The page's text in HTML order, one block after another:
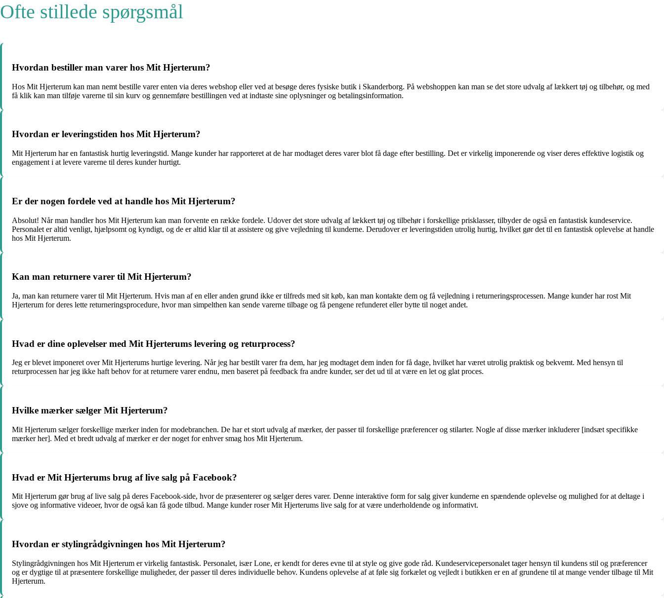
Ofte stillede spørgsmål
Hvordan bestiller man varer hos Mit Hjerterum?
Hos Mit Hjerterum kan man nemt bestille varer enten via deres webshop eller ved at besøge deres fysiske butik i Skanderborg. På webshoppen kan man se det store udvalg af lækkert tøj og tilbehør, og med
få klik kan man tilføje varerne til sin kurv og gennemføre bestillingen ved at indtaste sine oplysninger og betalingsinformation.
Hvordan er leveringstiden hos Mit Hjerterum?
Mit Hjerterum har en fantastisk hurtig leveringstid. Mange kunder har rapporteret at de har modtaget deres varer blot få dage efter bestilling. Det er virkelig imponerende og viser deres effektive logistik og
engagement i at levere varerne til deres kunder hurtigt.
Er der nogen fordele ved at handle hos Mit Hjerterum?
Absolut! Når man handler hos Mit Hjerterum kan man forvente en række fordele. Udover det store udvalg af lækkert tøj og tilbehør i forskellige prisklasser, tilbyder de også en fantastisk kundeservice.
Personalet er altid venligt, hjælpsomt og kyndigt, og de er altid klar til at assistere og give vejledning til kunderne. Derudover er leveringstiden utrolig hurtig, hvilket gør det til en fantastisk oplevelse at handle
hos Mit Hjerterum.
Kan man returnere varer til Mit Hjerterum?
Ja, man kan returnere varer til Mit Hjerterum. Hvis man af en eller anden grund ikke er tilfreds med sit køb, kan man kontakte dem og få vejledning i returneringsprocessen. Mange kunder har rost Mit
Hjerterum for deres lette returneringsprocedure, hvor man simpelthen kan sende varerne tilbage og få pengene refunderet eller bytte til noget andet.
Hvad er dine oplevelser med Mit Hjerterums levering og returprocess?
Jeg er blevet imponeret over Mit Hjerterums hurtige levering. Når jeg har bestilt varer fra dem, har jeg modtaget dem inden for få dage, hvilket har været utrolig praktisk og bekvemt. Med hensyn til
returprocessen har jeg ikke haft behov for at returnere varer endnu, men baseret på feedback fra andre kunder, ser det ud til at være en let og glat proces.
Hvilke mærker sælger Mit Hjerterum?
Mit Hjerterum sælger forskellige mærker inden for modebranchen. De har et stort udvalg af mærker, der passer til forskellige præferencer og stilarter. Nogle af disse mærker inkluderer [indsæt specifikke
mærker her]. Med et bredt udvalg af mærker er der noget for enhver smag hos Mit Hjerterum.
Hvad er Mit Hjerterums brug af live salg på Facebook?
Mit Hjerterum gør brug af live salg på deres Facebook-side, hvor de præsenterer og sælger deres varer. Denne interaktive form for salg giver kunderne en spændende oplevelse og mulighed for at deltage i
sjove og informative videoer, hvor de også kan få gode tilbud. Mange kunder roser Mit Hjerterums live salg for at være underholdende og informativt.
Hvordan er stylingrådgivningen hos Mit Hjerterum?
Stylingrådgivningen hos Mit Hjerterum er virkelig fantastisk. Personalet, især Lone, er kendt for deres evne til at style og give gode råd. Kundeservicepersonalet tager hensyn til kundens stil og præferencer
og er dygtige til at præsentere forskellige muligheder, der passer til deres individuelle behov. Kundens oplevelse af at føle sig forkælet og vejledt i butikken er en af ​​grundene til at mange vender tilbage til Mit
Hjerterum.